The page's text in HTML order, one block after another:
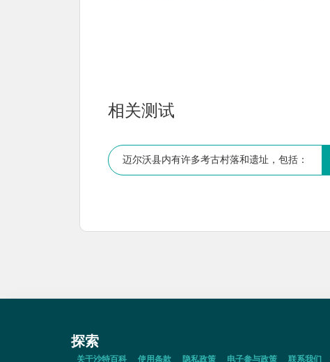
相关测试
迈尔沃县内有许多考古村落和遗址，包括：
探索
关于沙特百科 使用条款 隐私政策 电子参与政策 联系我们